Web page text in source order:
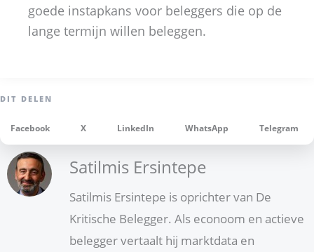
goede instapkans voor beleggers die op de
lange termijn willen beleggen.
Facebook X LinkedIn WhatsApp Telegram
Satilmis Ersintepe
Satilmis Ersintepe is oprichter van De
Kritische Belegger. Als econoom en actieve
belegger vertaalt hij marktdata en